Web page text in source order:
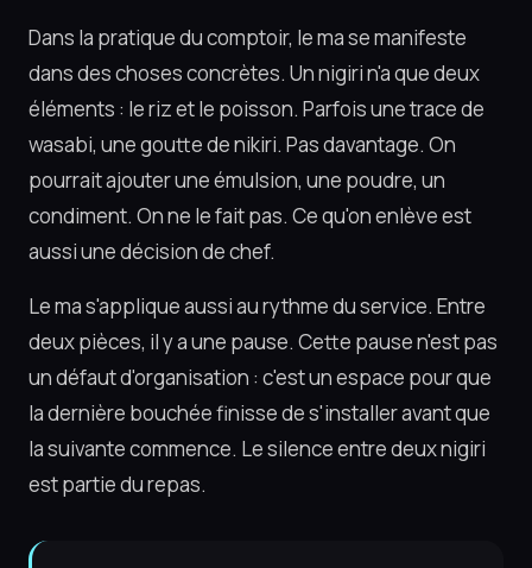
Dans la pratique du comptoir, le ma se manifeste
dans des choses concrètes. Un nigiri n'a que deux
éléments : le riz et le poisson. Parfois une trace de
wasabi, une goutte de nikiri. Pas davantage. On
pourrait ajouter une émulsion, une poudre, un
condiment. On ne le fait pas. Ce qu'on enlève est
aussi une décision de chef.
Le ma s'applique aussi au rythme du service. Entre
deux pièces, il y a une pause. Cette pause n'est pas
un défaut d'organisation : c'est un espace pour que
la dernière bouchée finisse de s'installer avant que
la suivante commence. Le silence entre deux nigiri
est partie du repas.